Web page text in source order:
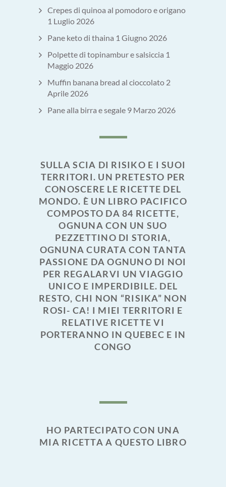
Crepes di quinoa al pomodoro e origano
1 Luglio 2026
Pane keto di thaina 1 Giugno 2026
Polpette di topinambur e salsiccia 1
Maggio 2026
Muffin banana bread al cioccolato 2
Aprile 2026
Pane alla birra e segale 9 Marzo 2026
SULLA SCIA DI RISIKO E I SUOI
TERRITORI. UN PRETESTO PER
CONOSCERE LE RICETTE DEL
MONDO. È UN LIBRO PACIFICO
COMPOSTO DA 84 RICETTE,
OGNUNA CON UN SUO
PEZZETTINO DI STORIA,
OGNUNA CURATA CON TANTA
PASSIONE DA OGNUNO DI NOI
PER REGALARVI UN VIAGGIO
UNICO E IMPERDIBILE. DEL
RESTO, CHI NON “RISIKA” NON
ROSI- CA! I MIEI TERRITORI E
RELATIVE RICETTE VI
PORTERANNO IN QUEBEC E IN
CONGO
HO PARTECIPATO CON UNA
MIA RICETTA A QUESTO LIBRO